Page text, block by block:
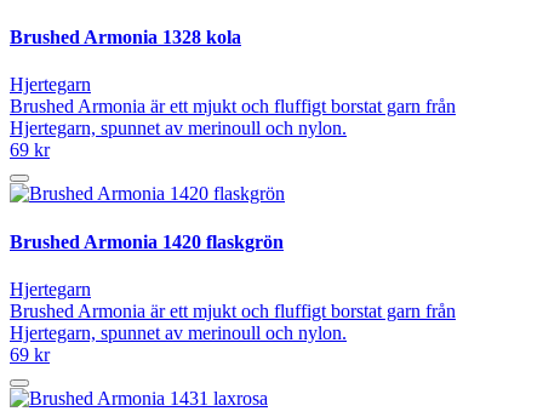
Brushed Armonia 1328 kola
Hjertegarn
Brushed Armonia är ett mjukt och fluffigt borstat garn från
Hjertegarn, spunnet av merinoull och nylon.
69 kr
Brushed Armonia 1420 flaskgrön
Hjertegarn
Brushed Armonia är ett mjukt och fluffigt borstat garn från
Hjertegarn, spunnet av merinoull och nylon.
69 kr